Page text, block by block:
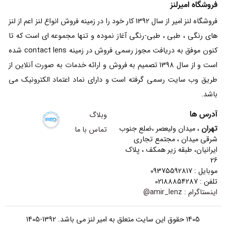
فروشگاه امیرلنز
فروشگاه لنز امیر از سال 1392 کار خود را در زمینه فروش انواع لنز اعم از لنز
های رنگی ، طبی ، طبی-رنگی آغاز نموده و تنها مجموعه ای است که تا
کنون موفق به دریافت مجوز رسمی فروش در زمینه contact lens شده
است و از سال 1398 تصمیم به فروش و ارائه خدمات به صورت آنلاین از
طریق وب سایت رسمی گرفته است و دارای نماد اعتماد الکترونیک می
باشد.
آدرس ها
تهران ، میدان ولیعصر ،ضلع جنوب
شرقی میدان ، مجتمع تجاری
ایرانیان، طبقه زیر همکف ، پلاک
26
موبایل : 09375592817
تلفن : 02188854287
اینستاگرام : amir_lenz@
وبلاگ
تماس با ما
1405 حقوق این سایت متعلق به امیر لنز می باشد. 1392-1405